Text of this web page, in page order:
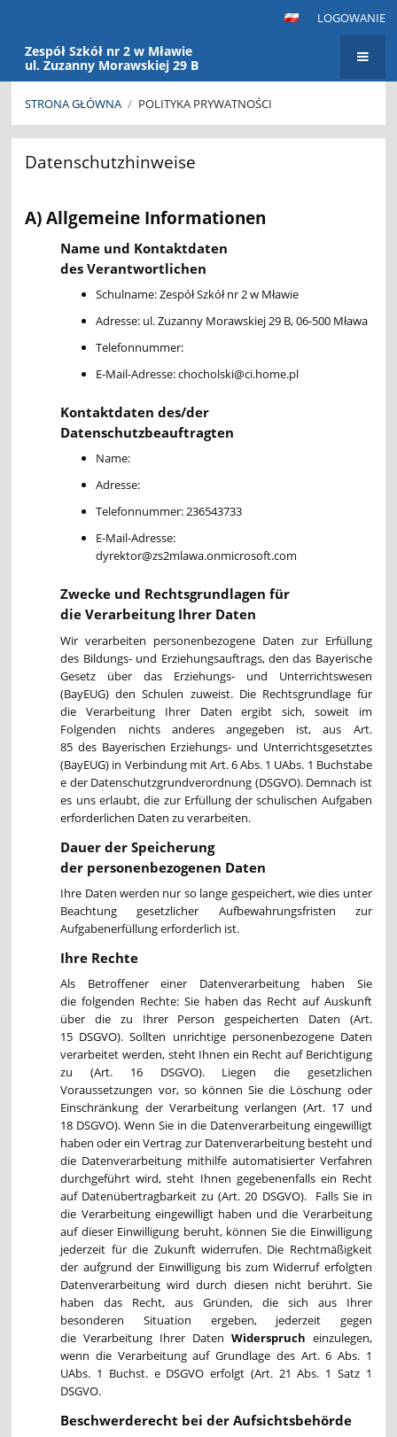
LOGOWANIE
Zespół Szkół nr 2 w Mławie
ul. Zuzanny Morawskiej 29 B
STRONA GŁÓWNA / POLITYKA PRYWATNOŚCI
Polityka
prywatności
Datenschutzhinweise
A) Allgemeine Informationen
Name und Kontaktdaten
des Verantwortlichen
Schulname: Zespół Szkół nr 2 w Mławie
Adresse: ul. Zuzanny Morawskiej 29 B, 06-500 Mława
Telefonnummer:
E-Mail-Adresse: chocholski@ci.home.pl
Kontaktdaten des/der
Datenschutzbeauftragten
Name:
Adresse:
Telefonnummer: 236543733
E-Mail-Adresse:
dyrektor@zs2mlawa.onmicrosoft.com
Zwecke und Rechtsgrundlagen für
die Verarbeitung Ihrer Daten
Wir verarbeiten personenbezogene Daten zur Erfüllung
des Bildungs- und Erziehungsauftrags, den das Bayerische
Gesetz über das Erziehungs- und Unterrichtswesen
(BayEUG) den Schulen zuweist. Die Rechtsgrundlage für
die Verarbeitung Ihrer Daten ergibt sich, soweit im
Folgenden nichts anderes angegeben ist, aus Art.
85 des Bayerischen Erziehungs- und Unterrichtsgesetztes
(BayEUG) in Verbindung mit Art. 6 Abs. 1 UAbs. 1 Buchstabe
e der Datenschutzgrundverordnung (DSGVO). Demnach ist
es uns erlaubt, die zur Erfüllung der schulischen Aufgaben
erforderlichen Daten zu verarbeiten.
Dauer der Speicherung
der personenbezogenen Daten
Ihre Daten werden nur so lange gespeichert, wie dies unter
Beachtung gesetzlicher Aufbewahrungsfristen zur
Aufgabenerfüllung erforderlich ist.
Ihre Rechte
Als Betroffener einer Datenverarbeitung haben Sie
die folgenden Rechte: Sie haben das Recht auf Auskunft
über die zu Ihrer Person gespeicherten Daten (Art.
15 DSGVO). Sollten unrichtige personenbezogene Daten
verarbeitet werden, steht Ihnen ein Recht auf Berichtigung
zu (Art. 16 DSGVO). Liegen die gesetzlichen
Voraussetzungen vor, so können Sie die Löschung oder
Einschränkung der Verarbeitung verlangen (Art. 17 und
18 DSGVO). Wenn Sie in die Datenverarbeitung eingewilligt
haben oder ein Vertrag zur Datenverarbeitung besteht und
die Datenverarbeitung mithilfe automatisierter Verfahren
durchgeführt wird, steht Ihnen gegebenenfalls ein Recht
auf Datenübertragbarkeit zu (Art. 20 DSGVO). Falls Sie in
die Verarbeitung eingewilligt haben und die Verarbeitung
auf dieser Einwilligung beruht, können Sie die Einwilligung
jederzeit für die Zukunft widerrufen. Die Rechtmäßigkeit
der aufgrund der Einwilligung bis zum Widerruf erfolgten
Datenverarbeitung wird durch diesen nicht berührt. Sie
haben das Recht, aus Gründen, die sich aus Ihrer
besonderen Situation ergeben, jederzeit gegen
die Verarbeitung Ihrer Daten Widerspruch einzulegen,
wenn die Verarbeitung auf Grundlage des Art. 6 Abs. 1
UAbs. 1 Buchst. e DSGVO erfolgt (Art. 21 Abs. 1 Satz 1
DSGVO.
Beschwerderecht bei der Aufsichtsbehörde